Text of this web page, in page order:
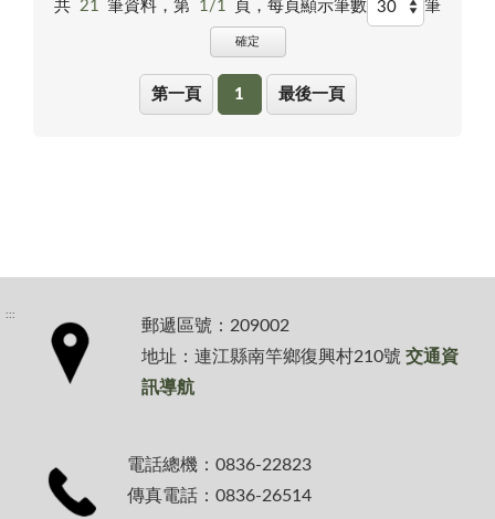
共 21 筆資料，第 1/1 頁，每頁顯示筆數 筆
確定
第一頁 1 最後一頁
:::
郵遞區號：209002
地址：連江縣南竿鄉復興村210號 交通資
訊導航
電話總機：0836-22823
傳真電話：0836-26514